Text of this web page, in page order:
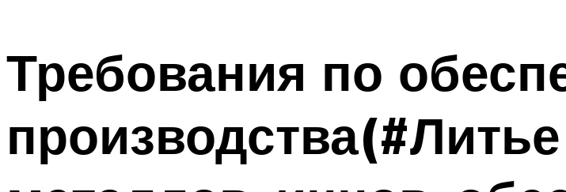
Требования по
производства(#Литье